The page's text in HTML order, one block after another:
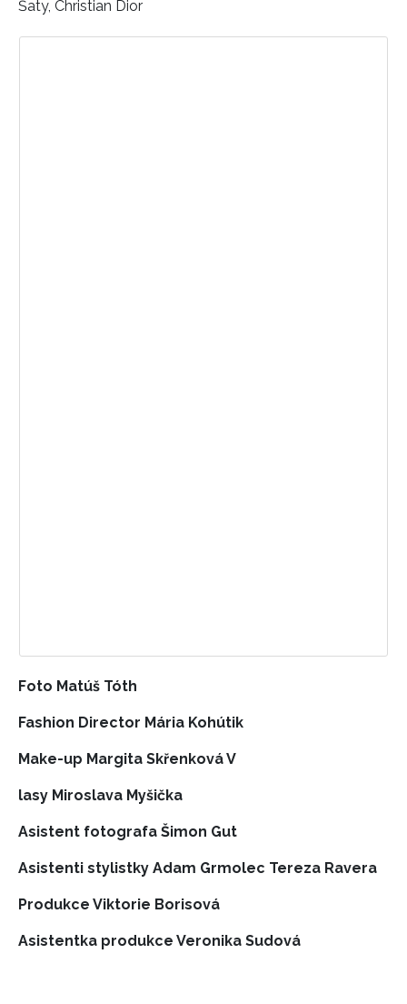
Šaty, Christian Dior
Foto Matúš Tóth
Fashion Director Mária Kohútik
Make-up Margita Skřenková V
lasy Miroslava Myšička
Asistent fotografa Šimon Gut
Asistenti stylistky Adam Grmolec Tereza Ravera
Produkce Viktorie Borisová
Asistentka produkce Veronika Sudová